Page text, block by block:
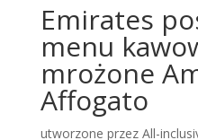
Emirates
menu
mrożone
Affogato
utworzone przez All-